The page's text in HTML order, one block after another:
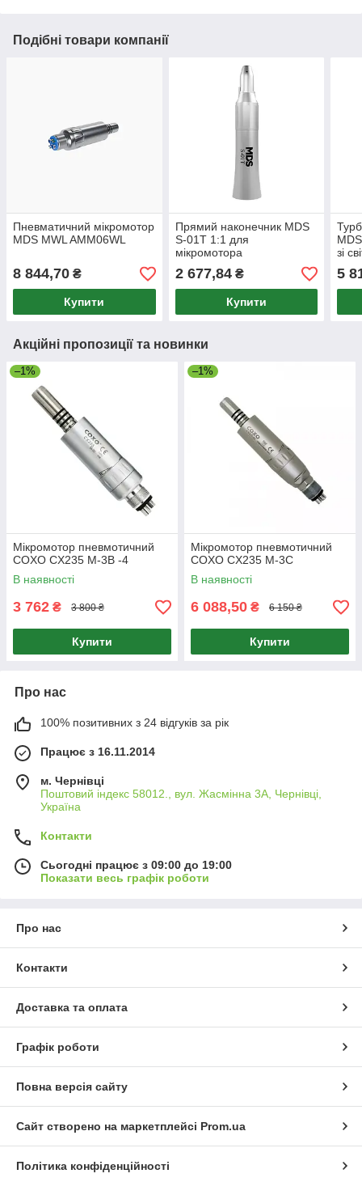
Подібні товари компанії
Пневматичний мікромотор
MDS MWL AMM06WL
8 844,70 ₴
Купити
Прямий наконечник MDS
S-01T 1:1 для
мікромотора
2 677,84₴
Купити
зі
5
Акційні пропозиції та новинки
–1%
Мікромотор пневмотичний
COXO CX235 M-3B -4
В наявності
3 762 ₴ 3 800 ₴
Купити
–1%
Мікромотор пневмотичний
COXO CX235 M-3C
В наявності
6 088,50 ₴ 6 150 ₴
Купити
Про нас
100% позитивних з 24 відгуків за рік
Працює з 16.11.2014
м. Чернівці
Поштовий індекс 58012., вул. Жасмінна 3А, Чернівці,
Україна
Контакти
Сьогодні працює з 09:00 до 19:00
Показати весь графік роботи
Про нас
Контакти
Доставка та оплата
Графік роботи
Повна версія сайту
Сайт створено на маркетплейсі Prom.ua
Політика конфіденційності